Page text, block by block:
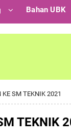
Bahan UBK
SM TEKNIK 2021
TEKNIK